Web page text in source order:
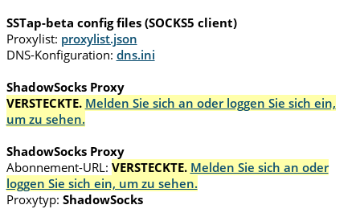
SSTap-beta config files (SOCKS5 client)
Proxylist: proxylist.json
DNS-Konfiguration: dns.ini
ShadowSocks Proxy
VERSTECKTE. Melden Sie sich an oder loggen Sie sich ein,
um zu sehen.
ShadowSocks Proxy
Abonnement-URL: VERSTECKTE. Melden Sie sich an oder
loggen Sie sich ein, um zu sehen.
Proxytyp: ShadowSocks